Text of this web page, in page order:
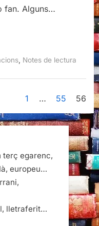
fan. Alguns…
Notes de lectura
1 … 55 56
terç egarenc,
europeu…
lletraferit…